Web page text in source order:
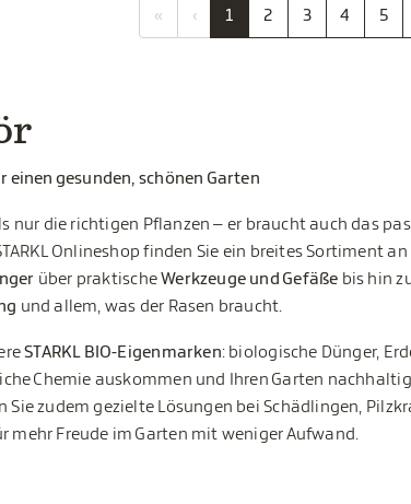
« ‹ 1 2 3 4 5
gesunden, schönen Garten
nur die richtigen Pflanzen – er braucht auch das
Onlineshop finden Sie ein breites Sortiment an
über praktischeWerkzeuge und Gefäße bis hin
und allem, was der Rasen braucht.
STARKL BIO-Eigenmarken: biologische Dünger,
Chemie auskommen und Ihren Garten
Sie zudem gezielte Lösungen bei Schädlingen,
mehr Freude im Garten mit weniger Aufwand.